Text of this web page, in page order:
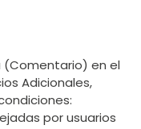
(Comentario) en el
Adicionales,
por usuarios